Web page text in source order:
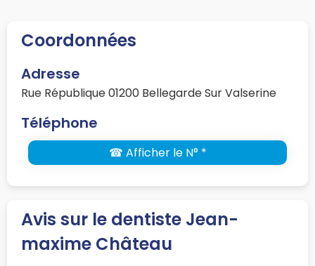
Coordonnées
Adresse
Rue République 01200 Bellegarde Sur Valserine
Téléphone
☎ Afficher le N° *
Avis sur le dentiste Jean-
maxime Château